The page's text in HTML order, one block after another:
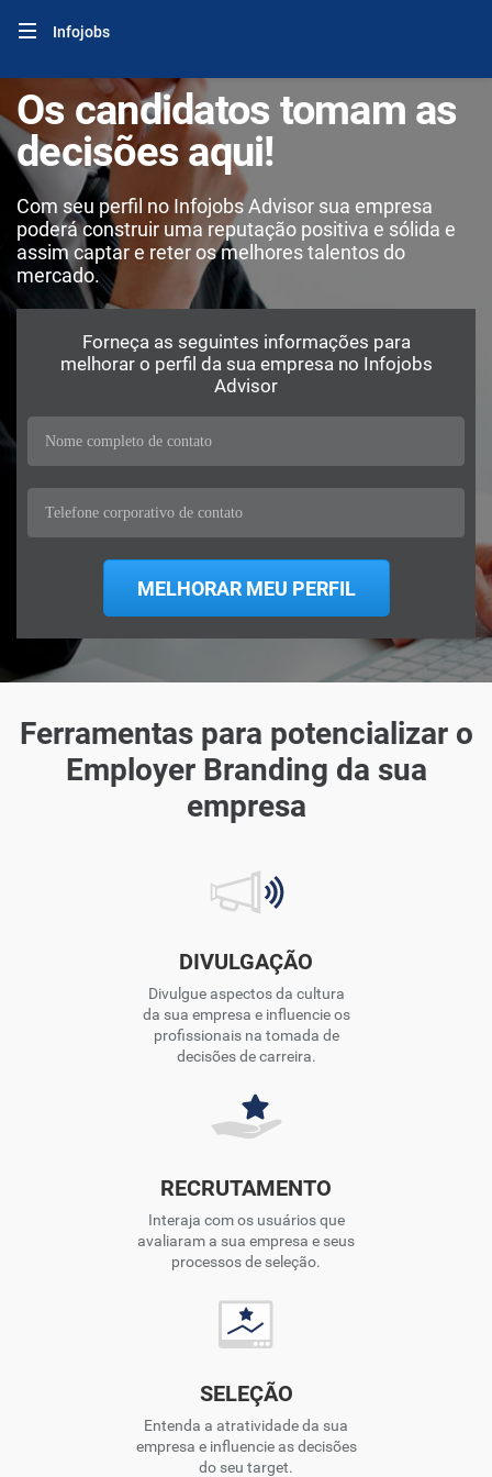
Infojobs
Os candidatos tomam as
decisões aqui!
Com seu perfil no Infojobs Advisor sua empresa
poderá construir uma reputação positiva e sólida e
assim captar e reter os melhores talentos do
mercado.
Forneça as seguintes informações para
melhorar o perfil da sua empresa no Infojobs
Advisor
Ferramentas para potencializar o
Employer Branding da sua
empresa
DIVULGAÇÃO
Divulgue aspectos da cultura
da sua empresa e influencie os
profissionais na tomada de
decisões de carreira.
RECRUTAMENTO
Interaja com os usuários que
avaliaram a sua empresa e seus
processos de seleção.
SELEÇÃO
Entenda a atratividade da sua
empresa e influencie as decisões
do seu target.